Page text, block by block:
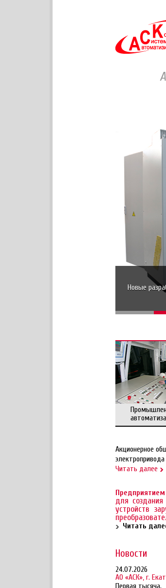
Новые
Акционерное
Читать далее
Предприятием
для
устройств
Читать
Новости
24.07.2026
АО «АСК», г.
Первая тысяча.